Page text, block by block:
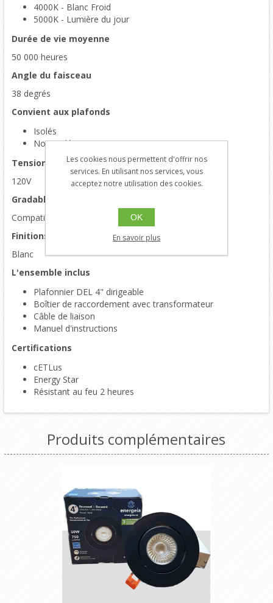
4000K - Blanc Froid
5000K - Lumière du jour
Durée de vie moyenne
50 000 heures
Angle du faisceau
38 degrés
Convient aux plafonds
Isolés
Non-isolés
Tension d'entrée
120V
Gradable
Compatible avec la plupart des gradateurs
Finitions
Blanc
L'ensemble inclus
Plafonnier DEL 4" dirigeable
Boîtier de raccordement avec transformateur
Câble de liaison
Manuel d'instructions
Certifications
cETLus
Energy Star
Résistant au feu 2 heures
Produits complémentaires
Les cookies nous permettent d'offrir nos
services. En utilisant nos services, vous
acceptez notre utilisation des cookies.
OK
En savoir plus